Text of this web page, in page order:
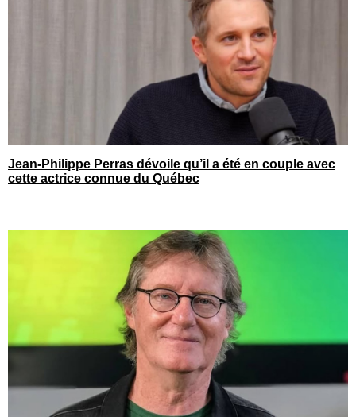
Jean-Philippe Perras dévoile qu’il a été en couple avec
cette actrice connue du Québec